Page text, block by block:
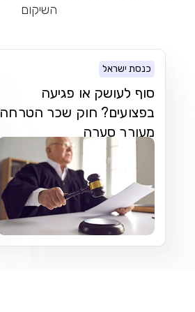
השיקום
כנסת ישראל
סוף לעושק או פגיעה
בפצועים? חוק שכר הטרחה
מעורר סערה